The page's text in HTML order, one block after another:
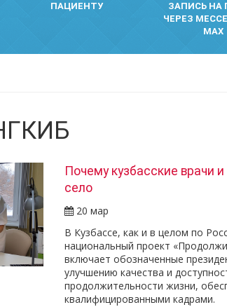
ПАЦИЕНТУ
ЗАПИСЬ НА
ЧЕРЕЗ
MAX
Почему кузбасские врачи
село
20 мар
В Кузбассе, как и в целом по
национальный проект
включает обозначенные
улучшению качества и
продолжительности жизни,
квалифицированными кадрами.